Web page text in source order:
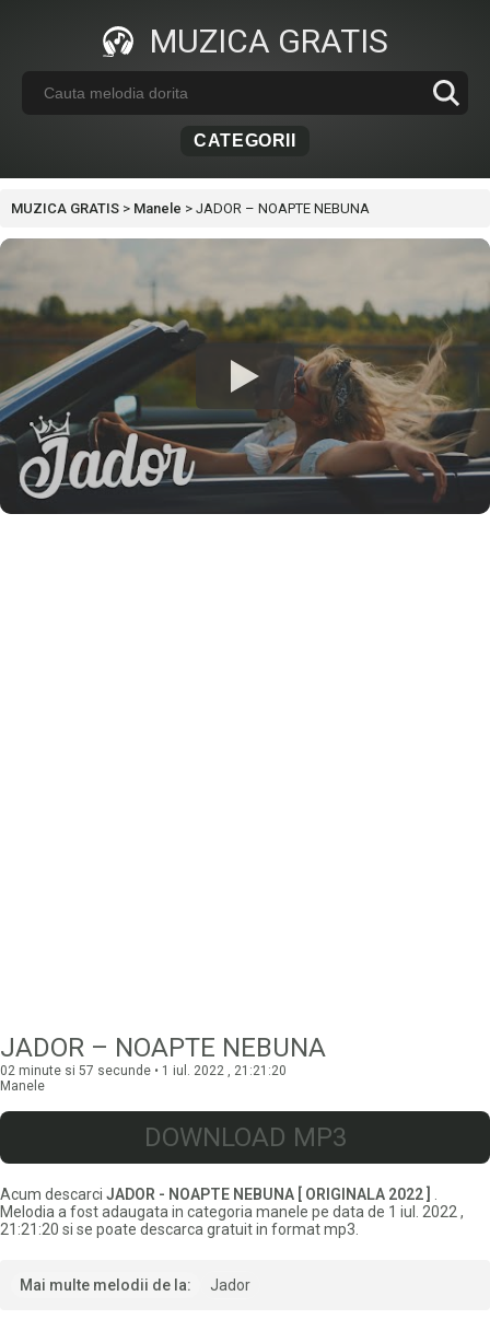
MUZICA GRATIS
CATEGORII
MUZICA GRATIS > Manele > JADOR – NOAPTE NEBUNA
JADOR – NOAPTE NEBUNA
02 minute si 57 secunde • 1 iul. 2022 , 21:21:20
Manele
DOWNLOAD MP3
Acum descarci JADOR - NOAPTE NEBUNA [ ORIGINALA 2022 ]
Melodia a fost adaugata in categoria manele pe data de 1 iul. 2022 ,
21:21:20 si se poate descarca gratuit in format mp3.
Mai multe melodii de la: Jador